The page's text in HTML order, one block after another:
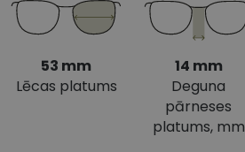
53 mm
Lēcas platums
14 mm
Deguna
pārneses
platums, mm